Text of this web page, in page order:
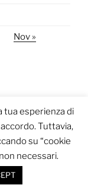
Nov »
tua esperienza di
Tuttavia,
su “cookie
necessari.